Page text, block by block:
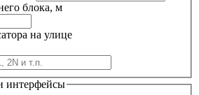
блока, м
на улице
интерфейсы